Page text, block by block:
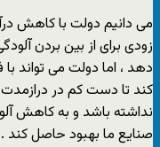
می دانیم دولت با کاهش
زودی برای از بین بردن
دهد ، اما دولت می تواند
کند تا دست کم در درازمدت
نداشته باشد و به کاهش
صنایع ما بهبود حاصل کند .